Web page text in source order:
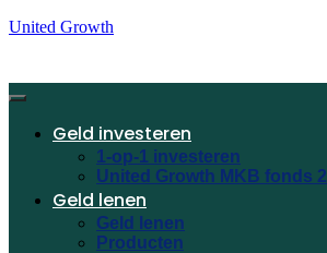
United Growth
Geld investeren
1-op-1 investeren
United Growth MKB fonds 2
Geld lenen
Geld lenen
Producten